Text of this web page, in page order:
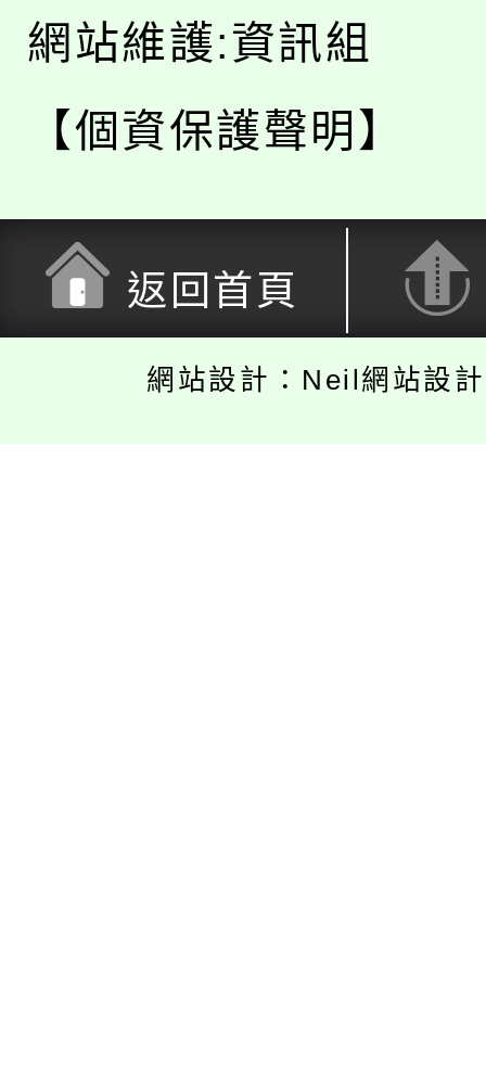
網站維護:資訊組
【個資保護聲明】
返回首頁
網站設計：Neil網站設